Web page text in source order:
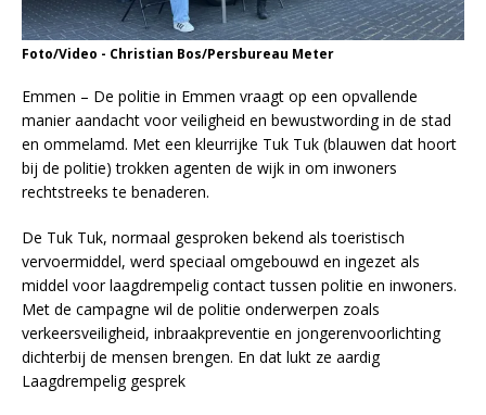
Foto/Video - Christian Bos/Persbureau Meter
Emmen – De politie in Emmen vraagt op een opvallende
manier aandacht voor veiligheid en bewustwording in de stad
en ommelamd. Met een kleurrijke Tuk Tuk (blauwen dat hoort
bij de politie) trokken agenten de wijk in om inwoners
rechtstreeks te benaderen.
De Tuk Tuk, normaal gesproken bekend als toeristisch
vervoermiddel, werd speciaal omgebouwd en ingezet als
middel voor laagdrempelig contact tussen politie en inwoners.
Met de campagne wil de politie onderwerpen zoals
verkeersveiligheid, inbraakpreventie en jongerenvoorlichting
dichterbij de mensen brengen. En dat lukt ze aardig
Laagdrempelig gesprek